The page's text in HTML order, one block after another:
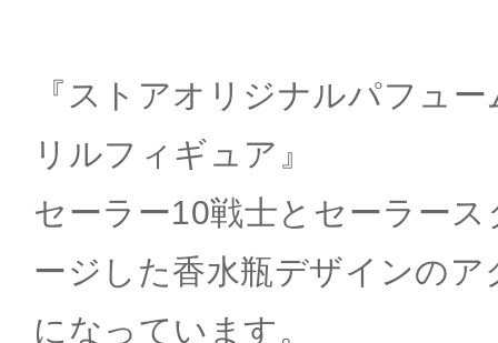
『ストアオリジナルパフュ
リルフィギュア』
セーラー10戦士とセーラー
ージした香水瓶デザインの
になっています。